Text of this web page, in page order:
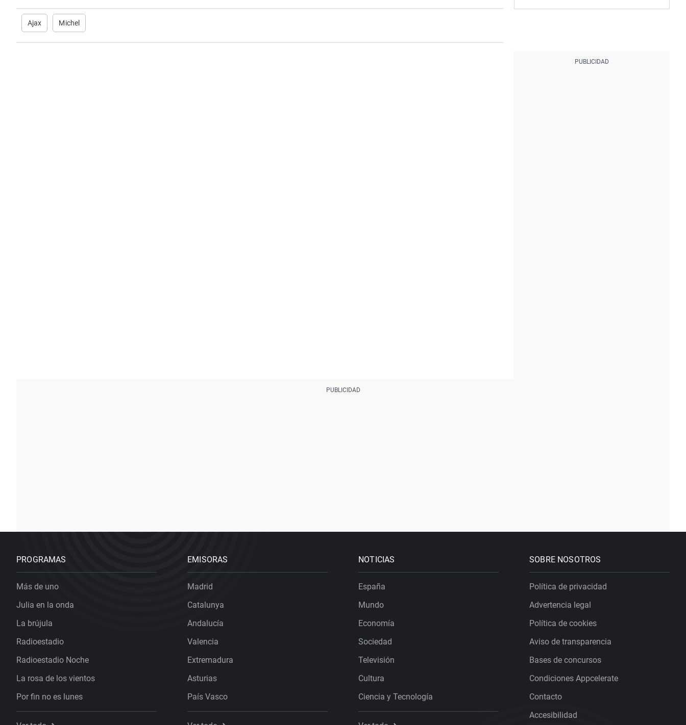
Ajax Michel
PROGRAMAS
Más de uno
Julia en la onda
La brújula
Radioestadio
Radioestadio Noche
La rosa de los vientos
Por fin no es lunes
EMISORAS
Madrid
Catalunya
Andalucía
Valencia
Extremadura
Asturias
País Vasco
NOTICIAS
España
Mundo
Economía
Sociedad
Televisión
Cultura
Ciencia y Tecnología
SOBRE NOSOTROS
Política de privacidad
Advertencia legal
Política de cookies
Aviso de transparencia
Bases de concursos
Condiciones Appcelerate
Contacto
Accesibilidad